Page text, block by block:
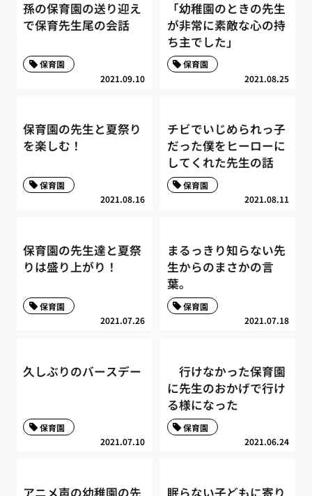
孫の保育園の送り迎え
で保育先生尾の会話
2021.09.10
保育園
「幼稚園のときの先生
が非常に素敵な心の持
ち主でした」
2021.08.25
保育園
保育園の先生と夏祭り
を楽しむ！
2021.08.16
保育園
チビでいじめられっ子
だった僕をヒーローに
してくれた先生の話
2021.08.11
保育園
保育園の先生達と夏祭
りは盛り上がり！
2021.07.26
保育園
まるっきり知らない先
生からのまさかの言
葉。
2021.07.18
保育園
久しぶりのバースデー
2021.07.10
保育園
行けなかった保育園
に先生のおかげで行け
る様になった
2021.06.24
保育園
アニメ声の幼稚園の先
眠らない子どもに寄り